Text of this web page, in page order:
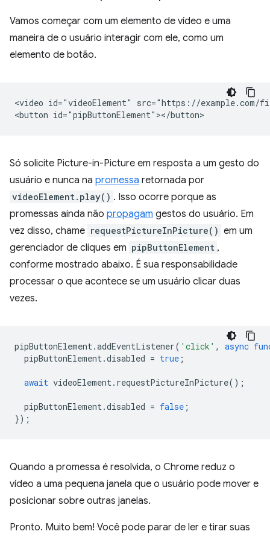
Vamos começar com um elemento de vídeo e uma
maneira de o usuário interagir com ele, como um
elemento de botão.
<video id="videoElement" src="https://example.com/
Só solicite Picture-in-Picture em resposta a um gesto do
usuário e nunca na promessa retornada por
videoElement.play() . Isso ocorre porque as
promessas ainda não propagam gestos do usuário. Em
vez disso, chame requestPictureInPicture() em um
gerenciador de cliques em pipButtonElement ,
conforme mostrado abaixo. É sua responsabilidade
processar o que acontece se um usuário clicar duas
vezes.
pipButtonElement.addEventListener( 'click' , async
pipButtonElement.disabled = true ;
await videoElement. requestPictureInPicture();
pipButtonElement.disabled = false ;
});
Quando a promessa é resolvida, o Chrome reduz o
vídeo a uma pequena janela que o usuário pode mover e
posicionar sobre outras janelas.
Pronto. Muito bem! Você pode parar de ler e tirar suas